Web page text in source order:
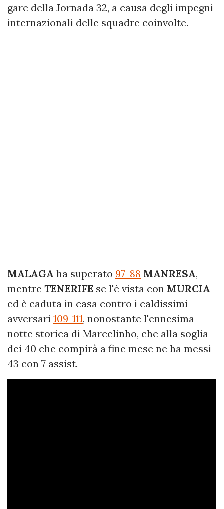
gare della Jornada 32, a causa degli impegni
internazionali delle squadre coinvolte.
MALAGA ha superato 97-88 MANRESA,
mentre TENERIFE se l'è vista con MURCIA
ed è caduta in casa contro i caldissimi
avversari 109-111, nonostante l'ennesima
notte storica di Marcelinho, che alla soglia
dei 40 che compirà a fine mese ne ha messi
43 con 7 assist.